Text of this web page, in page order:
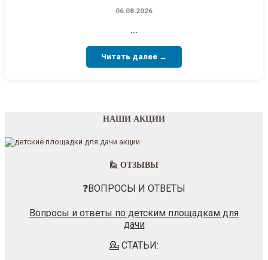
06.08.2026
...
Читать далее →
НАШИ АКЦИИ
🙋 ОТЗЫВЫ
❓ВОПРОСЫ И ОТВЕТЫ
Вопросы и ответы по детским площадкам для
дачи
💁 СТАТЬИ: